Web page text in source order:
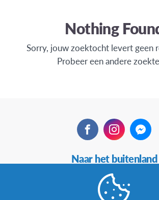
Nothing
Sorry, jouw zoektocht levert geen
Probeer een andere
FacebookInstagram
Navigatie
Naar het buitenland
Word gastgezin